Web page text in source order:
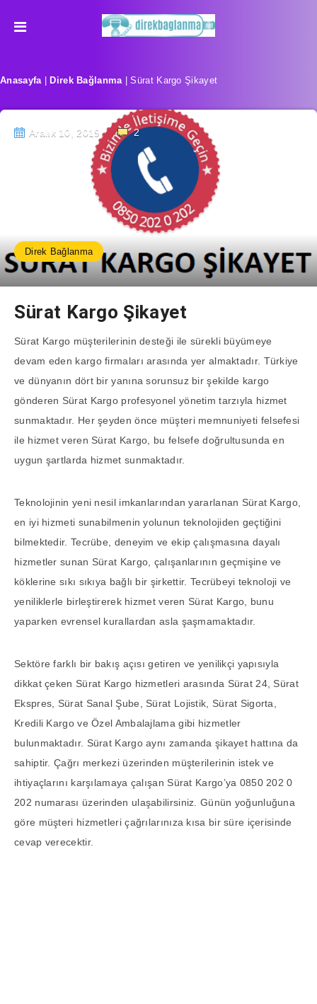
Anasayfa| Direk Bağlanma|Sürat Kargo Şikayet
Aralık 10, 2019 2
Direk Bağlanma
Sürat Kargo Şikayet
Sürat Kargo müşterilerinin desteği ile sürekli büyümeye
devam eden kargo firmaları arasında yer almaktadır. Türkiye
ve dünyanın dört bir yanına sorunsuz bir şekilde kargo
gönderen Sürat Kargo profesyonel yönetim tarzıyla hizmet
sunmaktadır. Her şeyden önce müşteri memnuniyeti felsefesi
ile hizmet veren Sürat Kargo, bu felsefe doğrultusunda en
uygun şartlarda hizmet sunmaktadır.
Teknolojinin yeni nesil imkanlarından yararlanan Sürat Kargo,
en iyi hizmeti sunabilmenin yolunun teknolojiden geçtiğini
bilmektedir. Tecrübe, deneyim ve ekip çalışmasına dayalı
hizmetler sunan Sürat Kargo, çalışanlarının geçmişine ve
köklerine sıkı sıkıya bağlı bir şirkettir. Tecrübeyi teknoloji ve
yeniliklerle birleştirerek hizmet veren Sürat Kargo, bunu
yaparken evrensel kurallardan asla şaşmamaktadır.
Sektöre farklı bir bakış açısı getiren ve yenilikçi yapısıyla
dikkat çeken Sürat Kargo hizmetleri arasında Sürat 24, Sürat
Ekspres, Sürat Sanal Şube, Sürat Lojistik, Sürat Sigorta,
Kredili Kargo ve Özel Ambalajlama gibi hizmetler
bulunmaktadır. Sürat Kargo aynı zamanda şikayet hattına da
sahiptir. Çağrı merkezi üzerinden müşterilerinin istek ve
ihtiyaçlarını karşılamaya çalışan Sürat Kargo’ya 0850 202 0
202 numarası üzerinden ulaşabilirsiniz. Günün yoğunluğuna
göre müşteri hizmetleri çağrılarınıza kısa bir süre içerisinde
cevap verecektir.